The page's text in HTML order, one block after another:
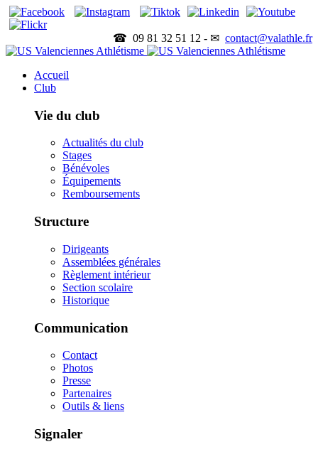
☎ 09 81 32 51 12 - ✉ contact@valathle.fr
Accueil
Club
Vie du club
Actualités du club
Stages
Bénévoles
Équipements
Remboursements
Structure
Dirigeants
Assemblées générales
Règlement intérieur
Section scolaire
Historique
Communication
Contact
Photos
Presse
Partenaires
Outils & liens
Signaler